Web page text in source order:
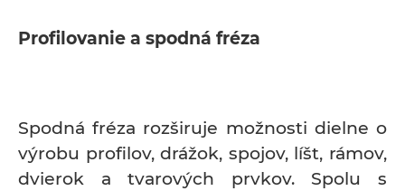
Profilovanie a spodná fréza
Spodná fréza rozširuje možnosti dielne o
výrobu profilov, drážok, spojov, líšt, rámov,
dvierok a tvarových prvkov. Spolu s